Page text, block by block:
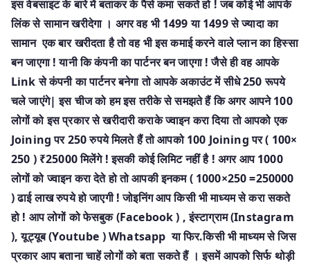
इस वेबसाइट के बारे में बताकर के पैसे कमा सकते हो ! जब कोई भी आपके
लिंक से सामान खरीदेगा । अगर वह भी 1499 या 1499 से ज्यादा का
सामान एक बार खरीदता है तो वह भी इस कमाई करने वाले प्लान का हिस्सा
बन जाएगा ! यानी कि कंपनी का पार्टनर बन जाएगा ! जैसे ही वह आपके
Link से कंपनी का पार्टनर बनेगा तो आपके अकाउंट में सीधे 250 रूपये
चले जाएंगे| इस चीज को हम इस तरीके से समझते हैं कि अगर आपने 100
लोगों को इस प्रकार से खरीदारी कराके ज्वाइन करा दिया तो आपको एक
Joining पर 250 रुपये मिलते हैं तो आपको 100 Joining पर ( 100×
250 ) ₹25000 मिलेंगे ! इसकी कोई लिमिट नहीं है ! अगर आप 1000
लोगों को ज्वाइन करा देते हो तो आपकी इनकम ( 1000×250 =250000
) ढाई लाख रुपये हो जाएगी ! जोइनिंग आप किसी भी माध्यम से करा सकते
हो ! आप लोगों को फेसबुक (Facebook ) , इंस्टाग्राम (Instagram
), यूट्यूब (Youtube ) Whatsapp या फिर.किसी भी माध्यम से जिस
प्रकार आप बताना चाहें लोगों को बता सकते हैं । इसमें आपको सिर्फ थोड़ी